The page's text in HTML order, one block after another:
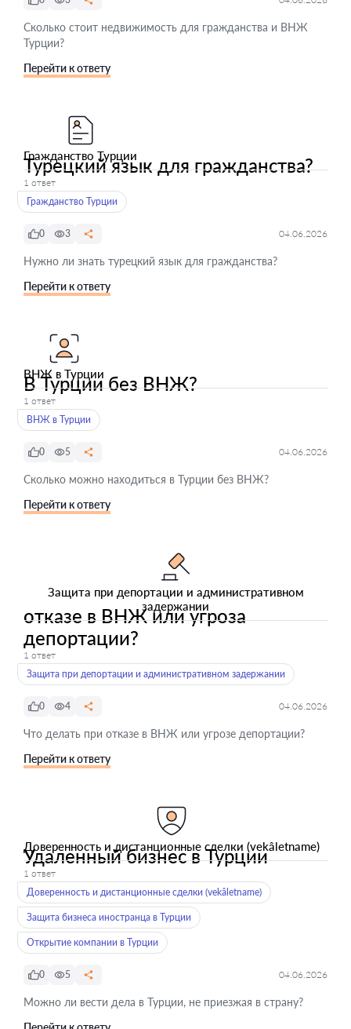
Сколько стоит недвижимость для гражданства и ВНЖ
Турции?
Перейти к ответу
Гражданство Турции
Турецкий язык для гражданства?
1 ответ
Гражданство Турции
0 3 04.06.2026
Нужно ли знать турецкий язык для гражданства?
Перейти к ответу
ВНЖ в Турции
В Турции без ВНЖ?
1 ответ
ВНЖ в Турции
0 5 04.06.2026
Сколько можно находиться в Турции без ВНЖ?
Перейти к ответу
Защита при депортации и административном
задержании
отказе в ВНЖ или угроза
депортации?
1 ответ
Защита при депортации и административном задержании
0 4 04.06.2026
Что делать при отказе в ВНЖ или угрозе депортации?
Перейти к ответу
Доверенность и дистанционные сделки (vekâletname)
Удаленный бизнес в Турции
1 ответ
Доверенность и дистанционные сделки (vekâletname)
Защита бизнеса иностранца в Турции
Открытие компании в Турции
0 5 04.06.2026
Можно ли вести дела в Турции, не приезжая в страну?